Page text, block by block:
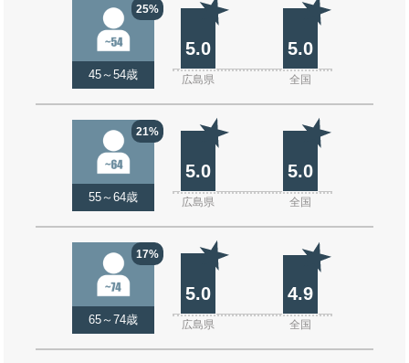
25%
45～54歳
5.0 5.0
広島県 全国
21%
55～64歳
5.0 5.0
広島県 全国
17%
65～74歳
5.0 4.9
広島県 全国